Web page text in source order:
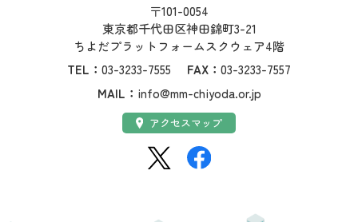
住所：
〒101-0054
東京都千代田区神田錦町3-21
ちよだプラットフォームスクウェア4階
TEL： 03-3233-7555 FAX： 03-3233-7557
MAIL： info@mm-chiyoda.or.jp
アクセス：
アクセスマップ
SNS：